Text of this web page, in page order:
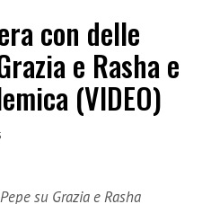
con delle
e Rasha e
(VIDEO)
su Grazia e Rasha